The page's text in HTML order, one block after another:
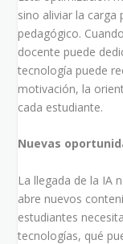
sino aliviar la carga
pedagógico.
docente puede
tecnología puede
motivación, la
cada estudiante.
Nuevas
La llegada de la IA
abre nuevos
estudiantes
tecnologías, qué